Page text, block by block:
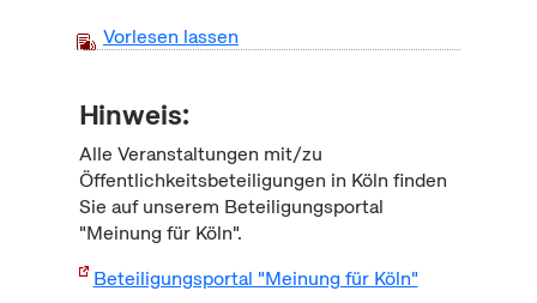
Vorlesen lassen
Hinweis:
Alle Veranstaltungen mit/zu
Öffentlichkeitsbeteiligungen in Köln finden
Sie auf unserem Beteiligungsportal
"Meinung für Köln".
Beteiligungsportal "Meinung für Köln"